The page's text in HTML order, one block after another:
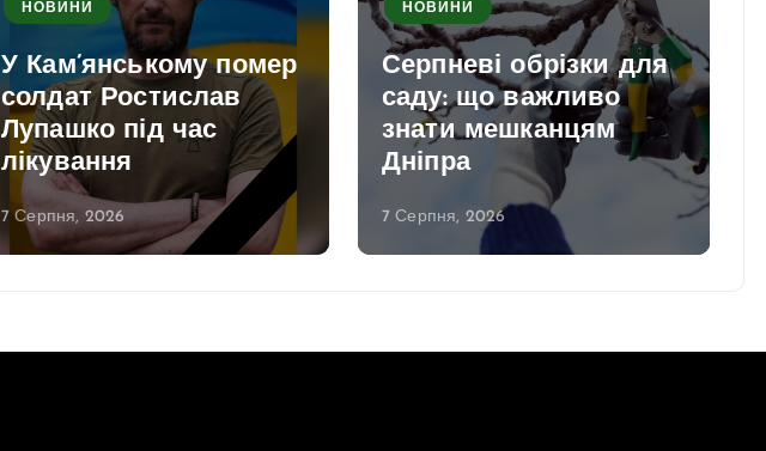
НОВИНИ
У Кам’янському помер
солдат Ростислав
Лупашко під час
лікування
7 Серпня, 2026
НОВИНИ
Серпневі обрізки для
саду: що важливо
знати мешканцям
Дніпра
7 Серпня, 2026